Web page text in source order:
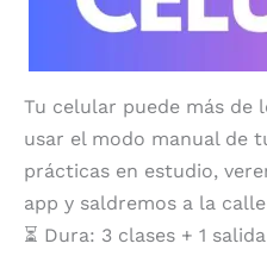
Tu celular puede más de
usar el modo manual de
prácticas en estudio,
app y saldremos a la
⏳ Dura: 3 clases + 1 salida